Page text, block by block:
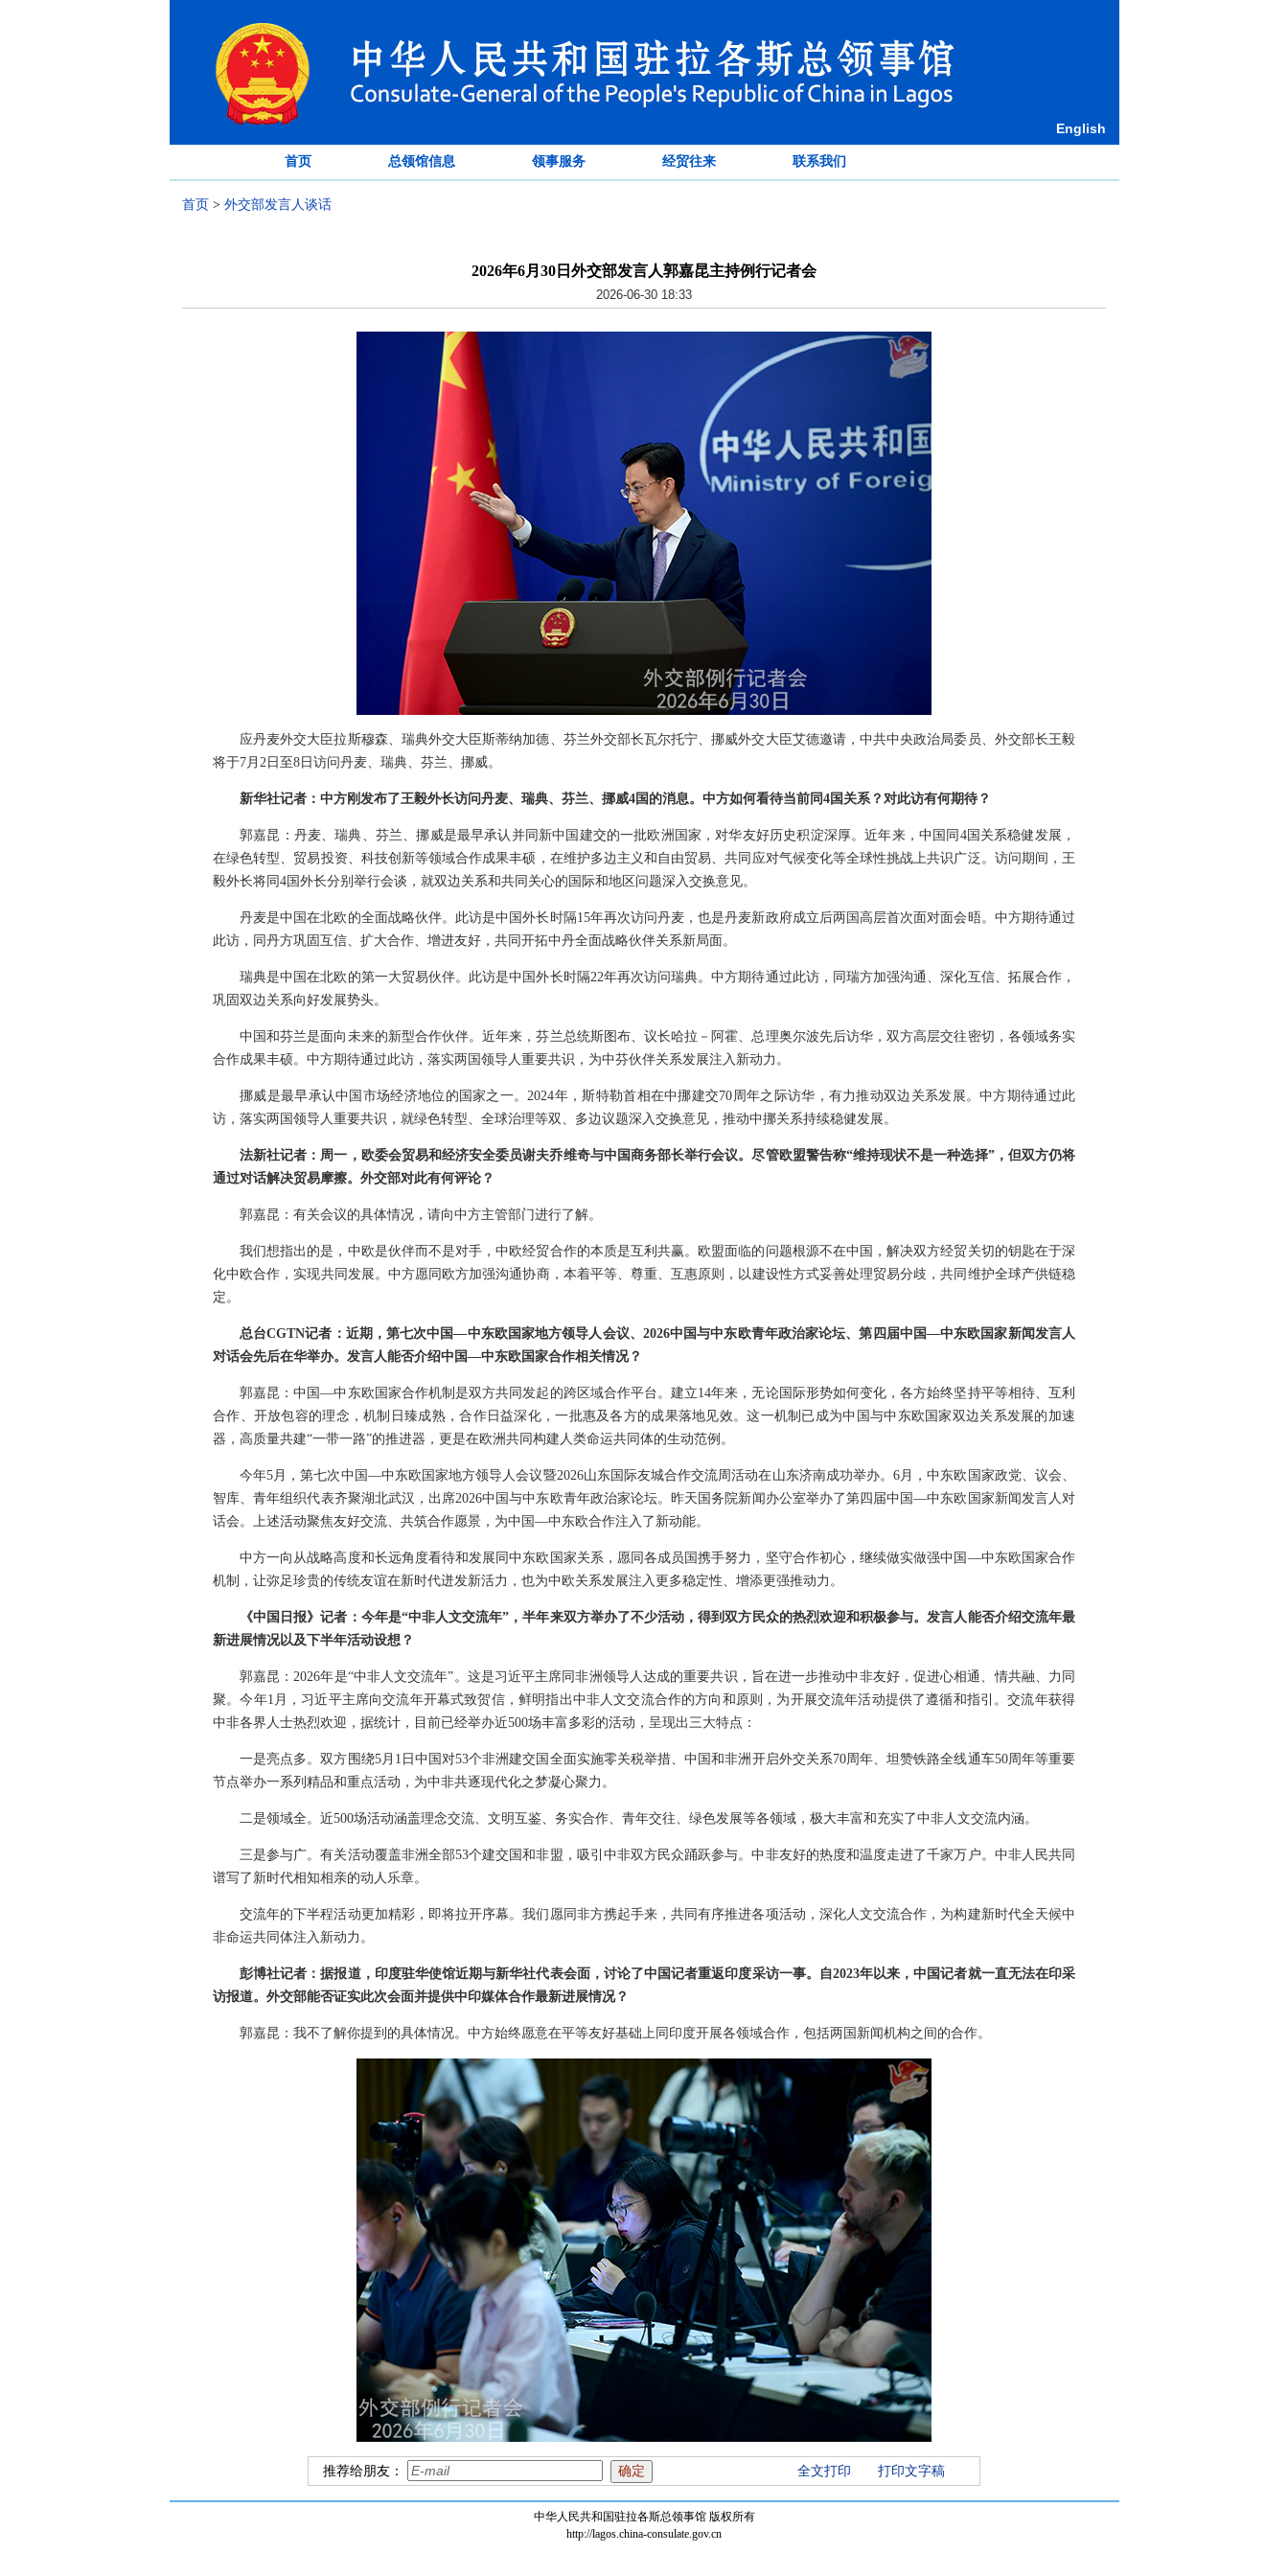
English
首页 总领馆信息 领事服务 经贸往来 联系我们
首页 > 外交部发言人谈话
2026年6月30日外交部发言人郭嘉昆主持例行记者会
2026-06-30 18:33
应丹麦外交大臣拉斯穆森、瑞典外交大臣斯蒂纳加德、芬兰外交部长瓦尔托宁、挪威外交大臣艾德邀请，中共中央政治局委员、外交部长王毅
将于7月2日至8日访问丹麦、瑞典、芬兰、挪威。
新华社记者：中方刚发布了王毅外长访问丹麦、瑞典、芬兰、挪威4国的消息。中方如何看待当前同4国关系？对此访有何期待？
郭嘉昆：丹麦、瑞典、芬兰、挪威是最早承认并同新中国建交的一批欧洲国家，对华友好历史积淀深厚。近年来，中国同4国关系稳健发展，
在绿色转型、贸易投资、科技创新等领域合作成果丰硕，在维护多边主义和自由贸易、共同应对气候变化等全球性挑战上共识广泛。访问期间，王
毅外长将同4国外长分别举行会谈，就双边关系和共同关心的国际和地区问题深入交换意见。
丹麦是中国在北欧的全面战略伙伴。此访是中国外长时隔15年再次访问丹麦，也是丹麦新政府成立后两国高层首次面对面会晤。中方期待通过
此访，同丹方巩固互信、扩大合作、增进友好，共同开拓中丹全面战略伙伴关系新局面。
瑞典是中国在北欧的第一大贸易伙伴。此访是中国外长时隔22年再次访问瑞典。中方期待通过此访，同瑞方加强沟通、深化互信、拓展合作，
巩固双边关系向好发展势头。
中国和芬兰是面向未来的新型合作伙伴。近年来，芬兰总统斯图布、议长哈拉－阿霍、总理奥尔波先后访华，双方高层交往密切，各领域务实
合作成果丰硕。中方期待通过此访，落实两国领导人重要共识，为中芬伙伴关系发展注入新动力。
挪威是最早承认中国市场经济地位的国家之一。2024年，斯特勒首相在中挪建交70周年之际访华，有力推动双边关系发展。中方期待通过此
访，落实两国领导人重要共识，就绿色转型、全球治理等双、多边议题深入交换意见，推动中挪关系持续稳健发展。
法新社记者：周一，欧委会贸易和经济安全委员谢夫乔维奇与中国商务部长举行会议。尽管欧盟警告称“维持现状不是一种选择”，但双方仍将
通过对话解决贸易摩擦。外交部对此有何评论？
郭嘉昆：有关会议的具体情况，请向中方主管部门进行了解。
我们想指出的是，中欧是伙伴而不是对手，中欧经贸合作的本质是互利共赢。欧盟面临的问题根源不在中国，解决双方经贸关切的钥匙在于深
化中欧合作，实现共同发展。中方愿同欧方加强沟通协商，本着平等、尊重、互惠原则，以建设性方式妥善处理贸易分歧，共同维护全球产供链稳
定。
总台CGTN记者：近期，第七次中国—中东欧国家地方领导人会议、2026中国与中东欧青年政治家论坛、第四届中国—中东欧国家新闻发言人
对话会先后在华举办。发言人能否介绍中国—中东欧国家合作相关情况？
郭嘉昆：中国—中东欧国家合作机制是双方共同发起的跨区域合作平台。建立14年来，无论国际形势如何变化，各方始终坚持平等相待、互利
合作、开放包容的理念，机制日臻成熟，合作日益深化，一批惠及各方的成果落地见效。这一机制已成为中国与中东欧国家双边关系发展的加速
器，高质量共建“一带一路”的推进器，更是在欧洲共同构建人类命运共同体的生动范例。
今年5月，第七次中国—中东欧国家地方领导人会议暨2026山东国际友城合作交流周活动在山东济南成功举办。6月，中东欧国家政党、议会、
智库、青年组织代表齐聚湖北武汉，出席2026中国与中东欧青年政治家论坛。昨天国务院新闻办公室举办了第四届中国—中东欧国家新闻发言人对
话会。上述活动聚焦友好交流、共筑合作愿景，为中国—中东欧合作注入了新动能。
中方一向从战略高度和长远角度看待和发展同中东欧国家关系，愿同各成员国携手努力，坚守合作初心，继续做实做强中国—中东欧国家合作
机制，让弥足珍贵的传统友谊在新时代迸发新活力，也为中欧关系发展注入更多稳定性、增添更强推动力。
《中国日报》记者：今年是“中非人文交流年”，半年来双方举办了不少活动，得到双方民众的热烈欢迎和积极参与。发言人能否介绍交流年最
新进展情况以及下半年活动设想？
郭嘉昆：2026年是“中非人文交流年”。这是习近平主席同非洲领导人达成的重要共识，旨在进一步推动中非友好，促进心相通、情共融、力同
聚。今年1月，习近平主席向交流年开幕式致贺信，鲜明指出中非人文交流合作的方向和原则，为开展交流年活动提供了遵循和指引。交流年获得
中非各界人士热烈欢迎，据统计，目前已经举办近500场丰富多彩的活动，呈现出三大特点：
一是亮点多。双方围绕5月1日中国对53个非洲建交国全面实施零关税举措、中国和非洲开启外交关系70周年、坦赞铁路全线通车50周年等重要
节点举办一系列精品和重点活动，为中非共逐现代化之梦凝心聚力。
二是领域全。近500场活动涵盖理念交流、文明互鉴、务实合作、青年交往、绿色发展等各领域，极大丰富和充实了中非人文交流内涵。
三是参与广。有关活动覆盖非洲全部53个建交国和非盟，吸引中非双方民众踊跃参与。中非友好的热度和温度走进了千家万户。中非人民共同
谱写了新时代相知相亲的动人乐章。
交流年的下半程活动更加精彩，即将拉开序幕。我们愿同非方携起手来，共同有序推进各项活动，深化人文交流合作，为构建新时代全天候中
非命运共同体注入新动力。
彭博社记者：据报道，印度驻华使馆近期与新华社代表会面，讨论了中国记者重返印度采访一事。自2023年以来，中国记者就一直无法在印采
访报道。外交部能否证实此次会面并提供中印媒体合作最新进展情况？
郭嘉昆：我不了解你提到的具体情况。中方始终愿意在平等友好基础上同印度开展各领域合作，包括两国新闻机构之间的合作。
推荐给朋友： 全文打印 打印文字稿
中华人民共和国驻拉各斯总领事馆 版权所有
http://lagos.china-consulate.gov.cn